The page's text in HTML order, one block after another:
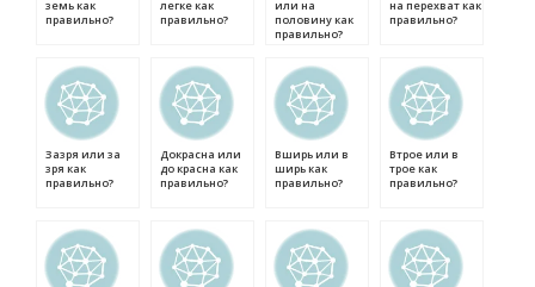
земь как
правильно?
легке как
правильно?
или на
половину как
правильно?
на перехват как
правильно?
Зазря или за
зря как
правильно?
Докрасна или
до красна как
правильно?
Вширь или в
ширь как
правильно?
Втрое или в
трое как
правильно?